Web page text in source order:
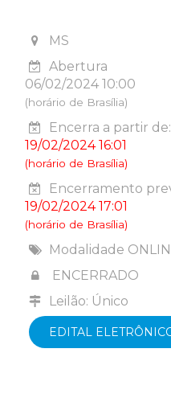
MS
Abertura
06/02/2024 10:00
(horário de Brasília)
Encerra a partir de:
19/02/2024 16:01
(horário de Brasília)
Encerramento
19/02/2024 17:01
(horário de Brasília)
Modalidade
ENCERRADO
Leilão: Único
EDITAL